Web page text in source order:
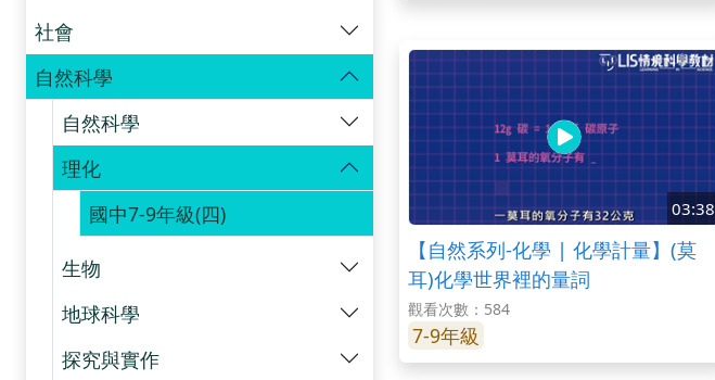
社會
自然科學
自然科學
理化
國中7-9年級(四)
生物
地球科學
探究與實作
03:38
【自然系列-化學 | 化學計量】(莫
耳)化學世界裡的量詞
觀看次數：584
7-9年級